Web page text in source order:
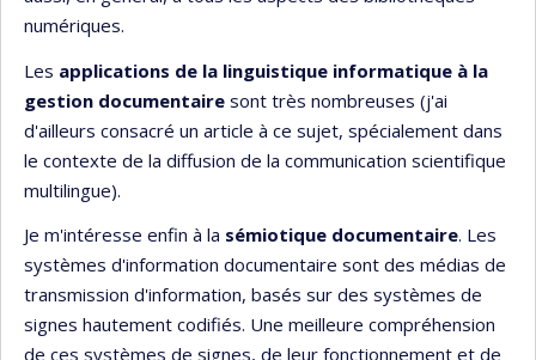
numériques.
Les applications de la linguistique informatique à la
gestion documentaire sont très nombreuses (j'ai
d'ailleurs consacré un article à ce sujet, spécialement dans
le contexte de la diffusion de la communication scientifique
multilingue).
Je m'intéresse enfin à la sémiotique documentaire. Les
systèmes d'information documentaire sont des médias de
transmission d'information, basés sur des systèmes de
signes hautement codifiés. Une meilleure compréhension
de ces systèmes de signes, de leur fonctionnement et de